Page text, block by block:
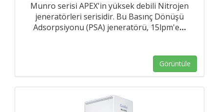
Munro serisi APEX'in yüksek debili Nitrojen
jeneratörleri serisidir. Bu Basınç Dönüşü
Adsorpsiyonu (PSA) jeneratörü, 15lpm'e…
Görüntüle